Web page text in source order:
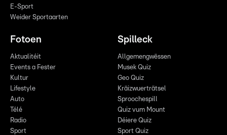
E-Sport
Weider Sportaarten
Fotoen
Aktualitéit
Events a Fester
Kultur
Lifestyle
Auto
Télé
Radio
Sport
Spilleck
Allgemengwëssen
Musek Quiz
Geo Quiz
Kräizwuerträtsel
Sproochespill
Quiz vum Mount
Déiere Quiz
Sport Quiz